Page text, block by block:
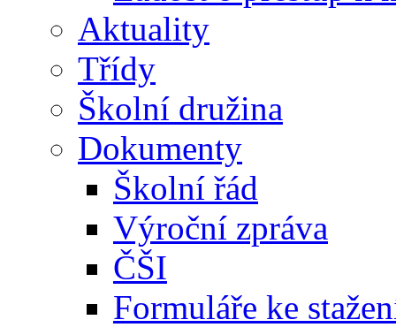
Aktuality
Třídy
Školní družina
Dokumenty
Školní řád
Výroční zpráva
ČŠI
Formuláře ke